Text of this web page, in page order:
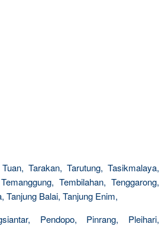
Tarakan, Tarutung, Tasikmalaya,
Tembilahan, Tenggarong,
Tanjung Balai, Tanjung Enim,
Pendopo, Pinrang, Pleihari,